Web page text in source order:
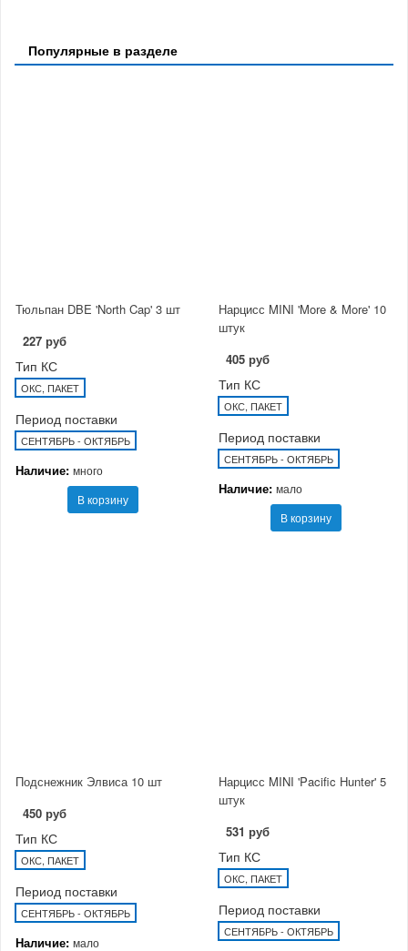
Популярные в разделе
Тюльпан DBE 'North Cap' 3 шт
227 руб
Тип КС
ОКС, ПАКЕТ
Период поставки
СЕНТЯБРЬ - ОКТЯБРЬ
Наличие: много
В корзину
Нарцисс MINI 'More & More' 10
штук
405 руб
Тип КС
ОКС, ПАКЕТ
Период поставки
СЕНТЯБРЬ - ОКТЯБРЬ
Наличие: мало
В корзину
Подснежник Элвиса 10 шт
450 руб
Тип КС
ОКС, ПАКЕТ
Период поставки
СЕНТЯБРЬ - ОКТЯБРЬ
Наличие: мало
Нарцисс MINI 'Pacific Hunter' 5
штук
531 руб
Тип КС
ОКС, ПАКЕТ
Период поставки
СЕНТЯБРЬ - ОКТЯБРЬ